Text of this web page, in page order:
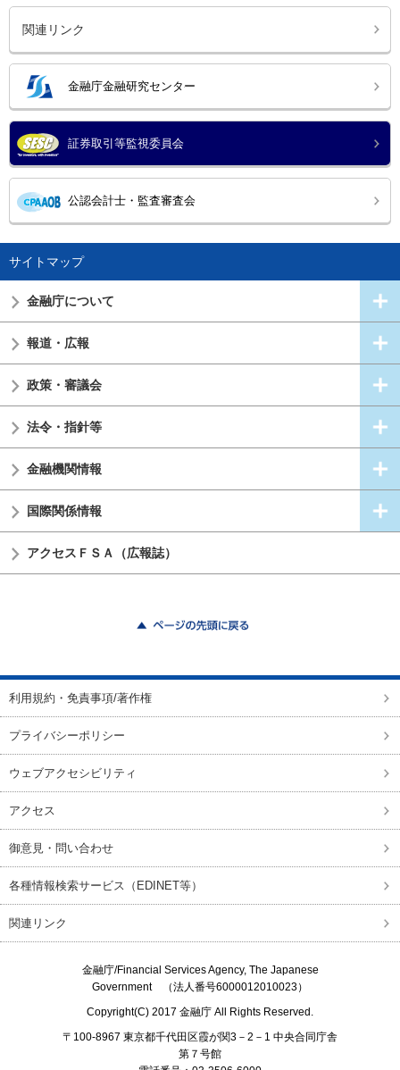
関連リンク
金融庁金融研究センター
証券取引等監視委員会
公認会計士・監査審査会
サイトマップ
金融庁について
報道・広報
政策・審議会
法令・指針等
金融機関情報
国際関係情報
アクセスＦＳＡ（広報誌）
利用規約・免責事項/著作権
プライバシーポリシー
ウェブアクセシビリティ
アクセス
御意見・問い合わせ
各種情報検索サービス（EDINET等）
関連リンク
金融庁/Financial Services Agency, The Japanese
Government（法人番号6000012010023）
Copyright(C) 2017 金融庁 All Rights Reserved.
〒100-8967 東京都千代田区霞が関3－2－1 中央合同庁舎
第７号館